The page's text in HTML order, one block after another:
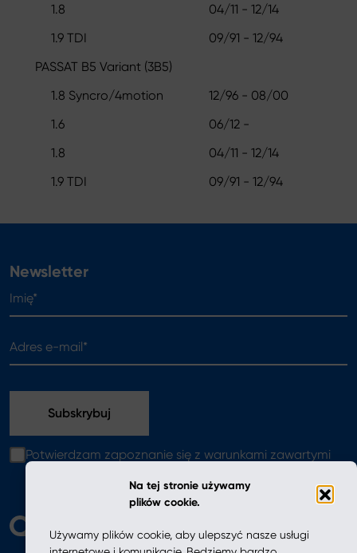
Na tej stronie używamy
plików cookie.
Używamy plików cookie, aby ulepszyć nasze usługi
1.8
04/11 - 12/14
1.9 TDI
09/91 - 12/94
PASSAT B5 Variant (3B5)
1.8 Syncro/4motion
12/96 - 08/00
1.6
06/12 -
1.8
04/11 - 12/14
1.9 TDI
09/91 - 12/94
Newsletter
Potwierdzam zapoznanie się z warunkami zawartymi